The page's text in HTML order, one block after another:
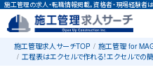
施工管理の求人・転職情報掲載。資格者・現場経験者
施工管理求人サーチTOP 施工管理 for
工程表はエクセルで作れる！エクセルでの